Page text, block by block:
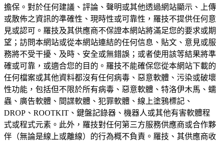
擔保。對於任何建議、評論、聲明或其他透過網站顯示、上傳
或散佈之資訊的準確性、現時性或可靠性，羅技不提供任何意
見或認可。羅技及其供應商不保證本網站將滿足您的要求或期
望；訪問本網站或從本網站連結的任何信息、貼文、意見或服
務將不受干擾、及時、安全或無錯誤；或者使用該等結果將準
確或可靠，或適合您的目的。羅技不能確保您從本網站下載的
任何檔案或其他資料都沒有任何病毒、惡意軟體、污染或破壞
性功能，包括但不限於所有病毒、惡意軟體、特洛伊木馬、蠕
蟲、廣告軟體、間諜軟體、犯罪軟體、線上塗鴉標記、
DROP、ROOTKIT、鍵盤記錄器、機器人或其他有害軟體程
式或程式元素。此外，羅技對任何第三方服務供應商或合作夥
伴（無論是線上或離線）的行為概不負責。羅技、其供應商收